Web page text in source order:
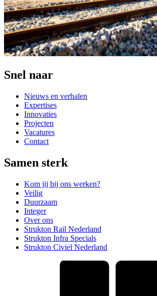
Snel naar
Nieuws en verhalen
Expertises
Innovaties
Projecten
Vacatures
Contact
Samen sterk
Kom jij bij ons werken?
Veilig
Duurzaam
Integer
Over ons
Strukton Rail Nederland
Strukton Infra Specials
Strukton Civiel Nederland